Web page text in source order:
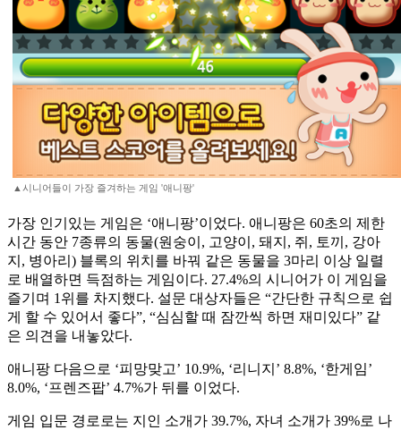
▲시니어들이 가장 즐겨하는 게임 '애니팡'
가장 인기있는 게임은 ‘애니팡’이었다. 애니팡은 60초의 제한
시간 동안 7종류의 동물(원숭이, 고양이, 돼지, 쥐, 토끼, 강아
지, 병아리) 블록의 위치를 바꿔 같은 동물을 3마리 이상 일렬
로 배열하면 득점하는 게임이다. 27.4%의 시니어가 이 게임을
즐기며 1위를 차지했다. 설문 대상자들은 “간단한 규칙으로 쉽
게 할 수 있어서 좋다”, “심심할 때 잠깐씩 하면 재미있다” 같
은 의견을 내놓았다.
애니팡 다음으로 ‘피망맞고’ 10.9%, ‘리니지’ 8.8%, ‘한게임’
8.0%, ‘프렌즈팝’ 4.7%가 뒤를 이었다.
게임 입문 경로로는 지인 소개가 39.7%, 자녀 소개가 39%로 나